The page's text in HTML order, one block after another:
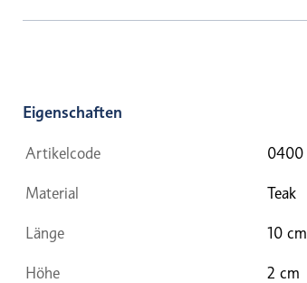
Eigenschaften
Artikelcode 0400
Material Teak
Länge 10 cm
Höhe 2 cm